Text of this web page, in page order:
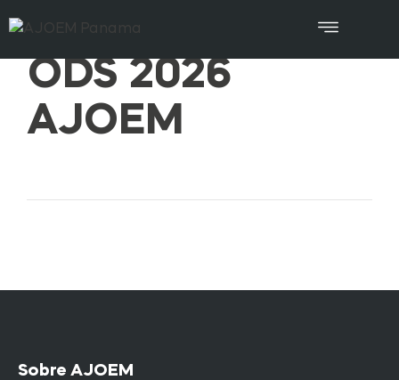
ODS 2026
AJOEM
Sobre AJOEM